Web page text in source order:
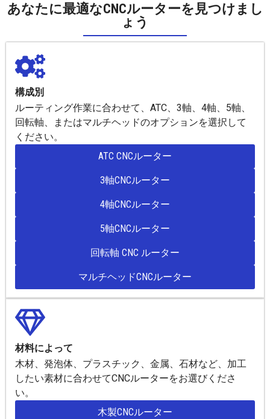
あなたに最適なCNCルーターを見つけまし
ょう
構成別
ルーティング作業に合わせて、ATC、3軸、4軸、5軸、
回転軸、またはマルチヘッドのオプションを選択して
ください。
ATC CNCルーター
3軸CNCルーター
4軸CNCルーター
5軸CNCルーター
回転軸 CNC ルーター
マルチヘッドCNCルーター
材料によって
木材、発泡体、プラスチック、金属、石材など、加工
したい素材に合わせてCNCルーターをお選びくださ
い。
木製CNCルーター